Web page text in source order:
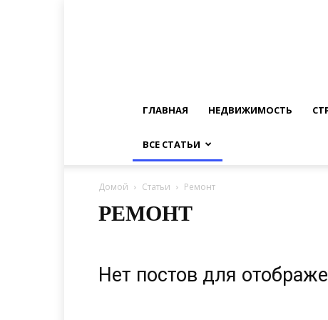
ГЛАВНАЯ НЕДВИЖИМОСТЬ
ВСЕ СТАТЬИ
Домой Статьи Ремонт
РЕМОНТ
Нет постов для